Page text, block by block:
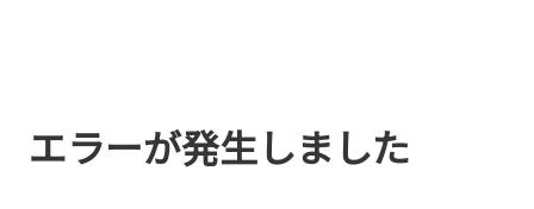
エラーが発生しました